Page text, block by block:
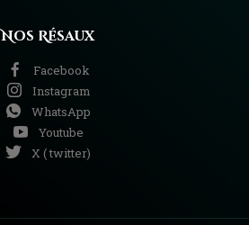
Nos Résaux
Facebook
Instagram
WhatsApp
Youtube
X ( twitter)